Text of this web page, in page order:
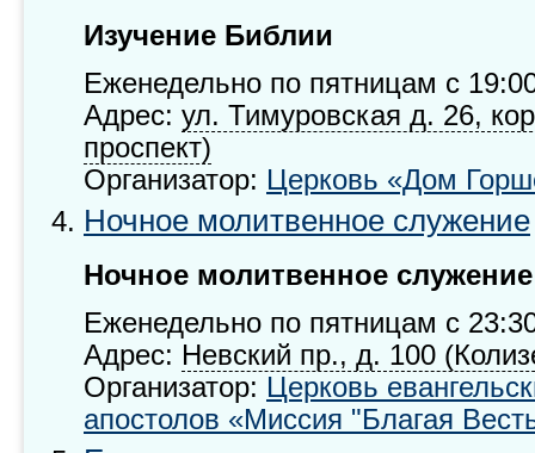
Изучение Библии
Еженедельно по пятницам с
Адрес: ул. Тимуровская д. 26,
проспект)
Организатор: Церковь «Дом
Ночное молитвенное служение
Ночное молитвенное служение
Еженедельно по пятницам с
Адрес: Невский пр., д. 100
Организатор: Церковь
апостолов «Миссия "Благая